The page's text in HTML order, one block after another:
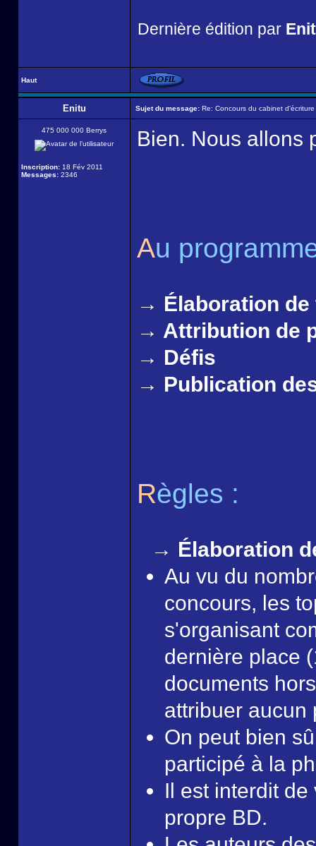
Dernière édition par
Haut
Enitu Sujet du message: Re: Concours du cabinet
475 000 000 Berrys
Inscription: 18 Fév 2011
Messages: 2346
Bien. Nous allons
Au
→ Élaboration de
→ Attribution de
→ Défis
→ Publication
Règles :
→ Élaboration
Au vu du
concours, les
s'organisant
dernière place
documents
attribuer aucun
On peut bien
participé à la
Il est interdit
propre BD.